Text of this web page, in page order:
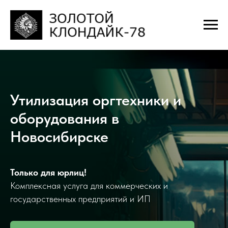
Утилизация оргтехники и
оборудования в
Новосибирске
Только для юрлиц!
Комплексная услуга для коммерческих и
государственных предприятий и ИП